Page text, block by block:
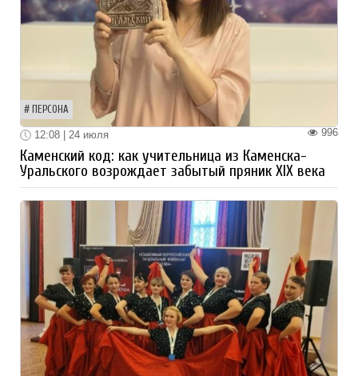
ПЕРСОНА
996
12:08 | 24 июля
Каменский код: как учительница из Каменска-
Уральского возрождает забытый пряник XIX века